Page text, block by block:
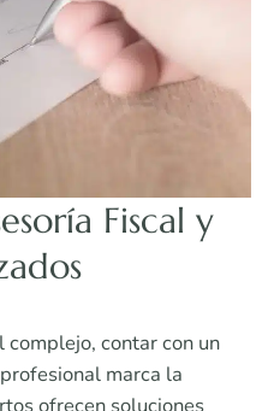
Fiscal y
complejo, contar con un
marca la